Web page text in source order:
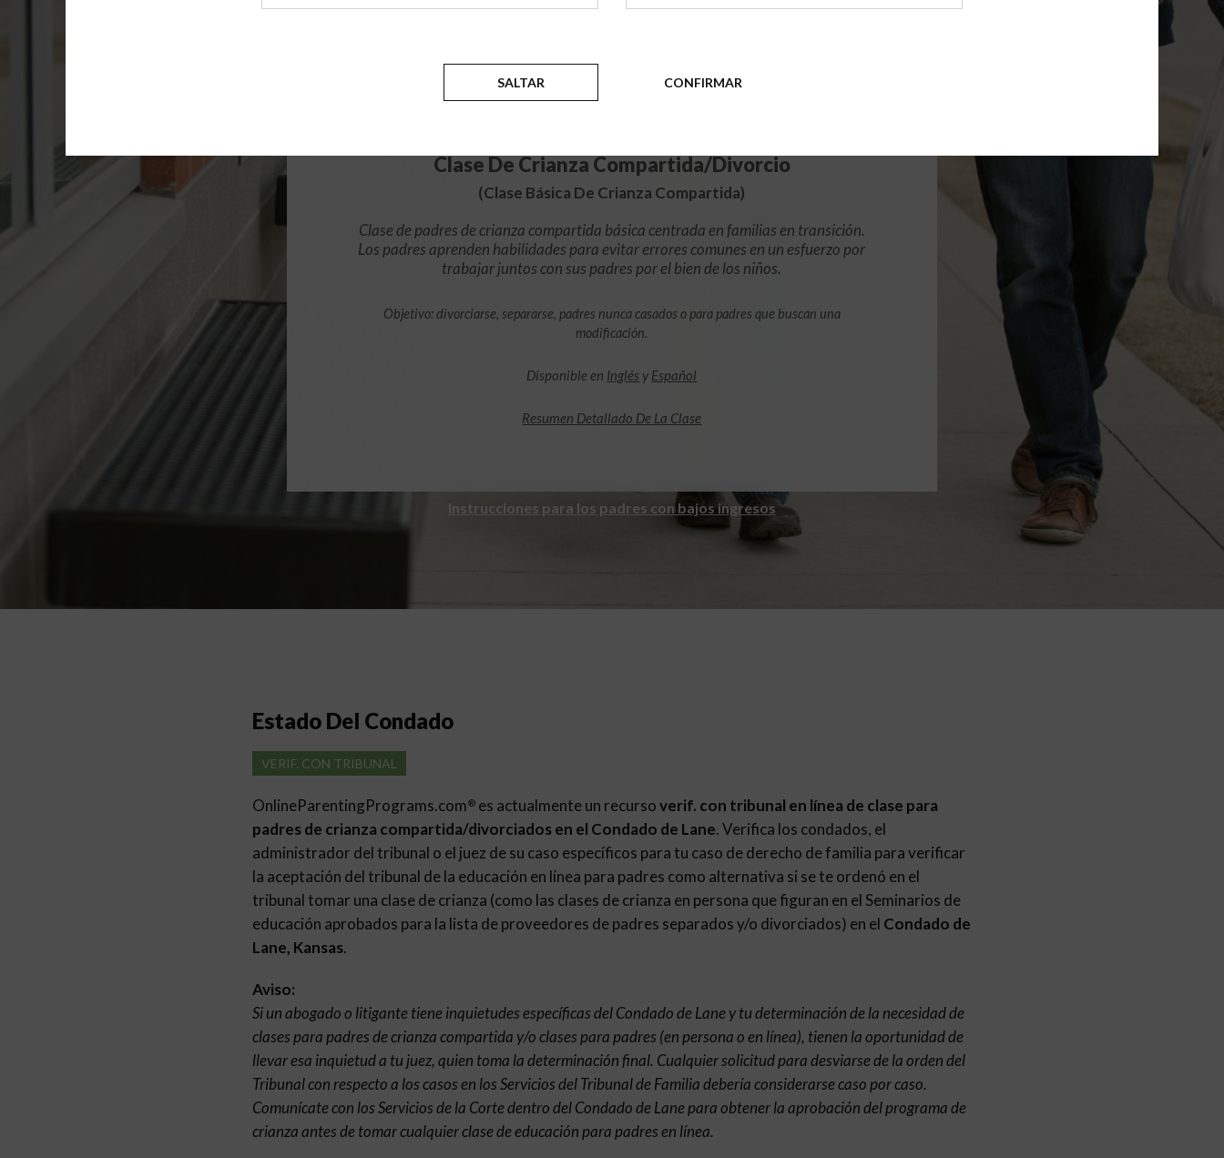
$49.99
Clase De Crianza Compartida/Divorcio
(Clase Básica De Crianza Compartida)
Clase de padres de crianza compartida básica centrada en familias en transición.
Los padres aprenden habilidades para evitar errores comunes en un esfuerzo por
trabajar juntos con sus padres por el bien de los niños.
Objetivo: divorciarse, separarse, padres nunca casados o para padres que buscan una
modificación.
Disponible en Inglés y Español
Resumen Detallado De La Clase
Instrucciones para los padres con bajos ingresos
Estado Del Condado
VERIF. CON TRIBUNAL
OnlineParentingPrograms.com® es actualmente un recursoverif. con tribunal en línea de clase para
padres de crianza compartida/divorciados en el Condado de Lane. Verifica los condados, el
administrador del tribunal o el juez de su caso específicos para tu caso de derecho de familia para verificar
la aceptación del tribunal de la educación en línea para padres como alternativa si se te ordenó en el
tribunal tomar una clase de crianza (como las clases de crianza en persona que figuran en el Seminarios de
educación aprobados para la lista de proveedores de padres separados y/o divorciados) en el Condado de
Lane, Kansas.
Aviso:
Si un abogado o litigante tiene inquietudes específicas del Condado de Lane y tu determinación de la necesidad de
clases para padres de crianza compartida y/o clases para padres (en persona o en línea), tienen la oportunidad de
llevar esa inquietud a tu juez, quien toma la determinación final. Cualquier solicitud para desviarse de la orden del
Tribunal con respecto a los casos en los Servicios del Tribunal de Familia debería considerarse caso por caso.
Comunícate con los Servicios de la Corte dentro del Condado de Lane para obtener la aprobación del programa de
crianza antes de tomar cualquier clase de educación para padres en línea.
SALTAR CONFIRMAR